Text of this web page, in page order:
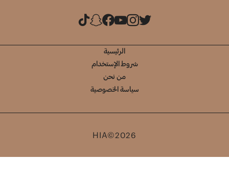
الرئيسية
شروط الإستخدام
من نحن
سياسة الخصوصية
HIA©2026